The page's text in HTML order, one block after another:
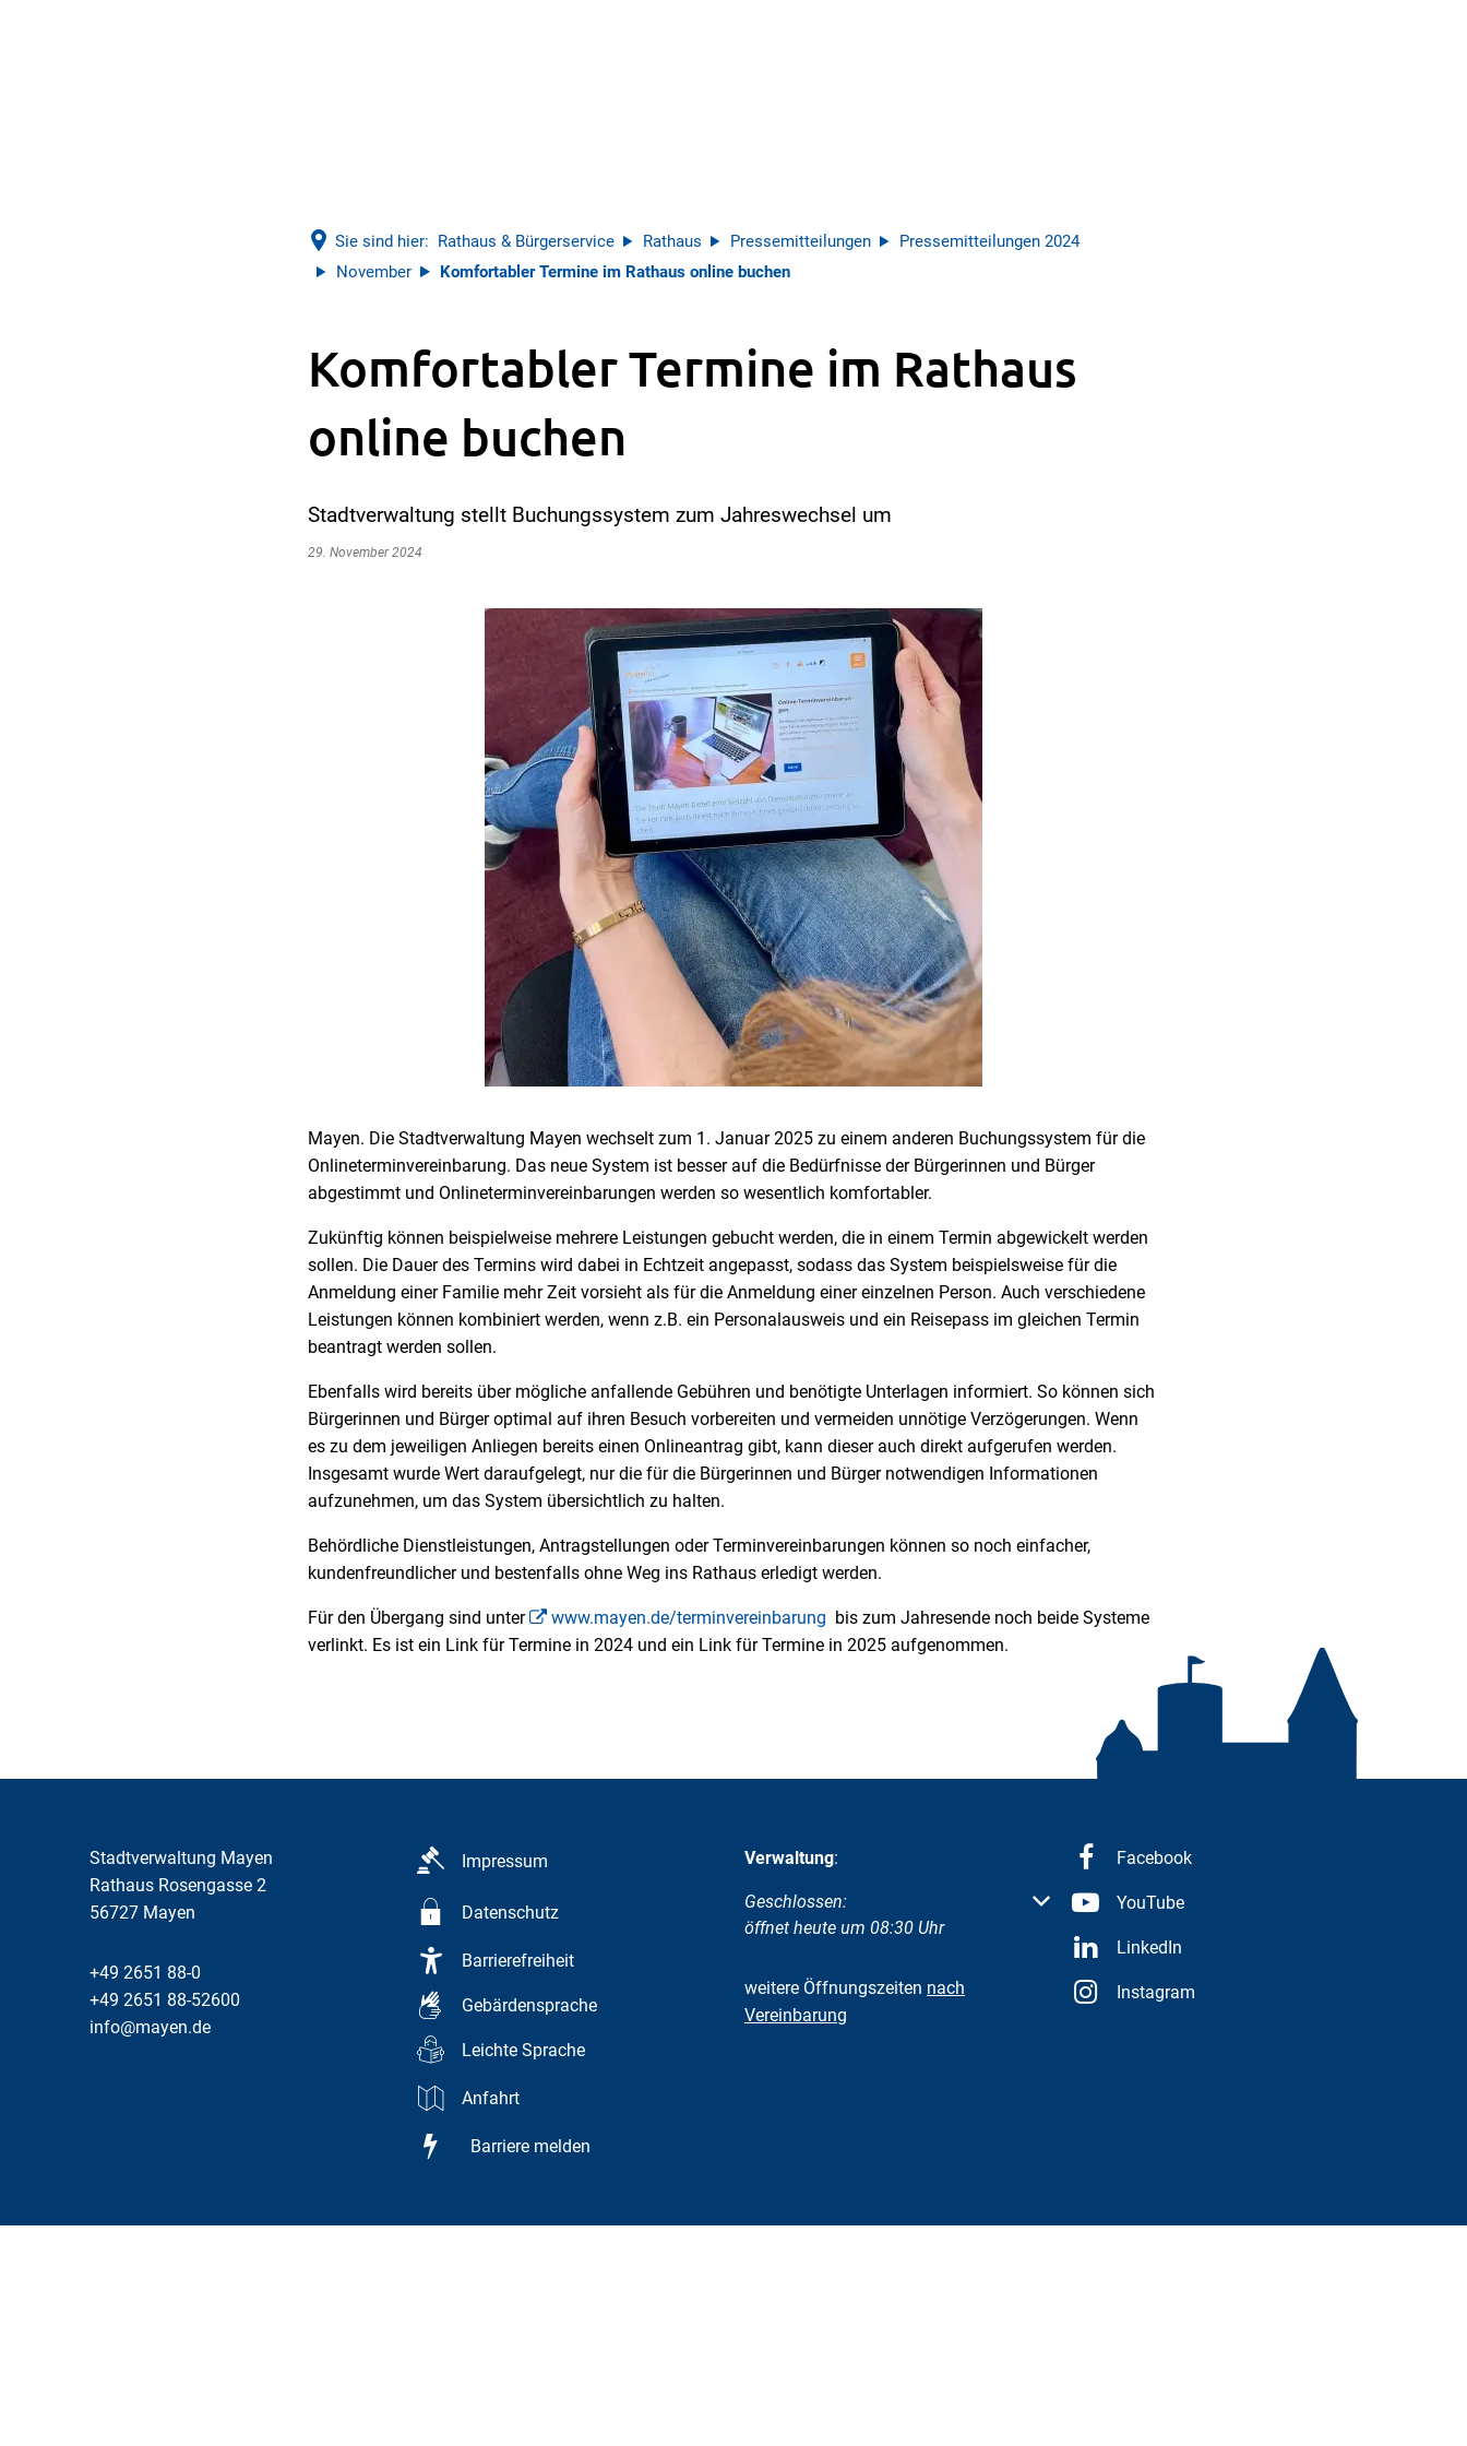
Sie sind hier: Rathaus & Bürgerservice Rathaus Pressemitteilungen
Pressemitteilungen 2024
November
Komfortabler Termine im Rathaus online buchen
Komfortabler Termine im Rathaus
online buchen
Stadtverwaltung stellt Buchungssystem zum Jahreswechsel um
29. November 2024
Mayen. Die Stadtverwaltung Mayen wechselt zum 1. Januar 2025 zu einem anderen Buchungssystem für die
Onlineterminvereinbarung. Das neue System ist besser auf die Bedürfnisse der Bürgerinnen und Bürger
abgestimmt und Onlineterminvereinbarungen werden so wesentlich komfortabler.
Zukünftig können beispielweise mehrere Leistungen gebucht werden, die in einem Termin abgewickelt werden
sollen. Die Dauer des Termins wird dabei in Echtzeit angepasst, sodass das System beispielsweise für die
Anmeldung einer Familie mehr Zeit vorsieht als für die Anmeldung einer einzelnen Person. Auch verschiedene
Leistungen können kombiniert werden, wenn z.B. ein Personalausweis und ein Reisepass im gleichen Termin
beantragt werden sollen.
Ebenfalls wird bereits über mögliche anfallende Gebühren und benötigte Unterlagen informiert. So können sich
Bürgerinnen und Bürger optimal auf ihren Besuch vorbereiten und vermeiden unnötige Verzögerungen. Wenn
es zu dem jeweiligen Anliegen bereits einen Onlineantrag gibt, kann dieser auch direkt aufgerufen werden.
Insgesamt wurde Wert daraufgelegt, nur die für die Bürgerinnen und Bürger notwendigen Informationen
aufzunehmen, um das System übersichtlich zu halten.
Behördliche Dienstleistungen, Antragstellungen oder Terminvereinbarungen können so noch einfacher,
kundenfreundlicher und bestenfalls ohne Weg ins Rathaus erledigt werden.
Für den Übergang sind unter www.mayen.de/terminvereinbarung bis zum Jahresende noch beide Systeme
verlinkt. Es ist ein Link für Termine in 2024 und ein Link für Termine in 2025 aufgenommen.
Stadtverwaltung Mayen
Rathaus Rosengasse 2
56727 Mayen
+49 2651 88-0
+49 2651 88-52600
info@mayen.de
Impressum
Datenschutz
Barrierefreiheit
Gebärdensprache
Leichte Sprache
Anfahrt
Barriere melden
Verwaltung:
Klicken, um weitere Öffnungs- oder Schließzeiten auszublenden
Geschlossen:
öffnet heute um 08:30 Uhr
weitere Öffnungszeiten nach
Vereinbarung
Facebook
YouTube
LinkedIn
Instagram